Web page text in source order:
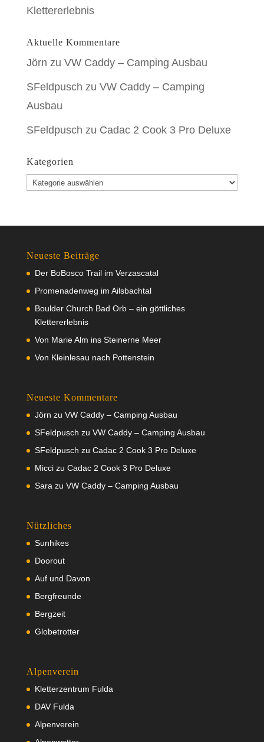
Klettererlebnis
Aktuelle Kommentare
Jörn zu VW Caddy – Camping Ausbau
SFeldpusch zu VW Caddy – Camping
Ausbau
SFeldpusch zu Cadac 2 Cook 3 Pro Deluxe
Kategorien
Kategorien
Neueste Beiträge
Der BoBosco Trail im Verzascatal
Promenadenweg im Ailsbachtal
Boulder Church Bad Orb – ein göttliches
Klettererlebnis
Von Marie Alm ins Steinerne Meer
Von Kleinlesau nach Pottenstein
Neueste Kommentare
Jörn zu VW Caddy – Camping Ausbau
SFeldpusch zu VW Caddy – Camping Ausbau
SFeldpusch zu Cadac 2 Cook 3 Pro Deluxe
Miccizu Cadac 2 Cook 3 Pro Deluxe
Sara zu VW Caddy – Camping Ausbau
Nützliches
Sunhikes
Doorout
Auf und Davon
Bergfreunde
Bergzeit
Globetrotter
Alpenverein
Kletterzentrum Fulda
DAV Fulda
Alpenverein